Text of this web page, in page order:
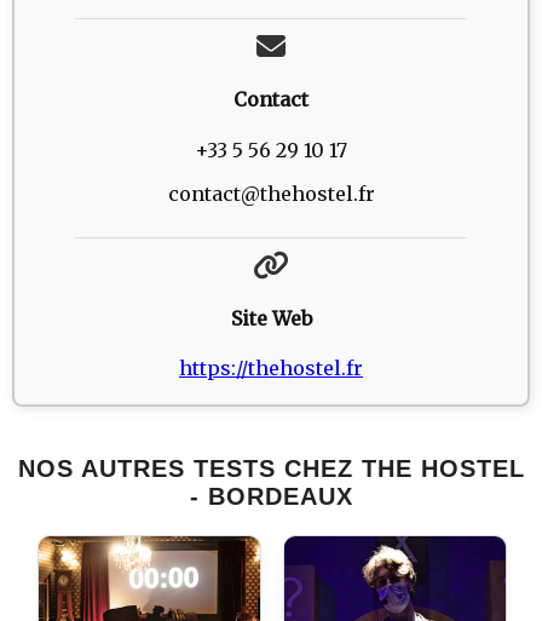
Contact
+33 5 56 29 10 17
contact@thehostel.fr
Site Web
https://thehostel.fr
NOS AUTRES TESTS CHEZ THE HOSTEL
- BORDEAUX